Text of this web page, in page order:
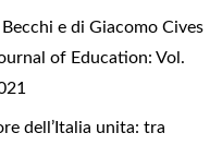
e di Giacomo Cives
of Education: Vol.
dell’Italia unita: tra